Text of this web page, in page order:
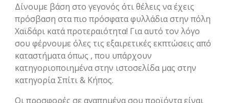
Δίνουμε βάση στο γεγονός ότι θέλεις να έχεις
πρόσβαση στα πιο πρόσφατα φυλλάδια στην πόλη
Χαϊδάρι κατά προτεραιότητα! Για αυτό τον λόγο
σου φέρνουμε όλες τις εξαιρετικές εκπτώσεις από
καταστήματα όπως , που υπάρχουν
κατηγοριοποιημένα στην ιστοσελίδα μας στην
κατηγορία Σπίτι & Κήπος.
Οι προσφορές σε αγαπημένα σου προϊόντα είναι